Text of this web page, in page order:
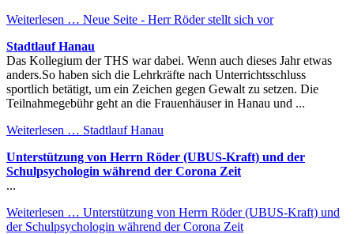
Weiterlesen … Neue Seite - Herr Röder stellt sich vor
Stadtlauf Hanau
Das Kollegium der THS war dabei. Wenn auch dieses Jahr etwas
anders.So haben sich die Lehrkräfte nach Unterrichtsschluss
sportlich betätigt, um ein Zeichen gegen Gewalt zu setzen. Die
Teilnahmegebühr geht an die Frauenhäuser in Hanau und ...
Weiterlesen … Stadtlauf Hanau
Unterstützung von Herrn Röder (UBUS-Kraft) und der
Schulpsychologin während der Corona Zeit
...
Weiterlesen … Unterstützung von Herrn Röder (UBUS-Kraft) und
der Schulpsychologin während der Corona Zeit